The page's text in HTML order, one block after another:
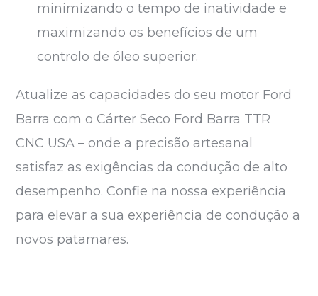
minimizando o tempo de inatividade e
maximizando os benefícios de um
controlo de óleo superior.
Atualize as capacidades do seu motor Ford
Barra com o Cárter Seco Ford Barra TTR
CNC USA – onde a precisão artesanal
satisfaz as exigências da condução de alto
desempenho. Confie na nossa experiência
para elevar a sua experiência de condução a
novos patamares.